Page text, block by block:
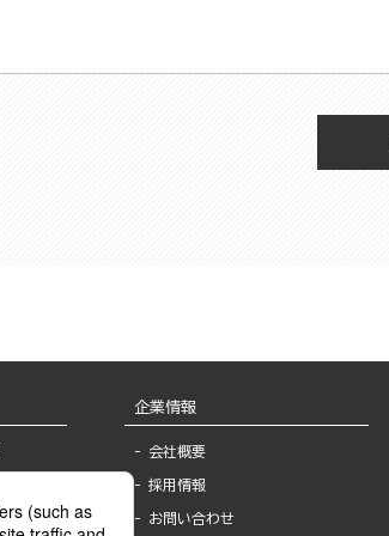
企業情報
会社概要
採用情報
お問い合わせ